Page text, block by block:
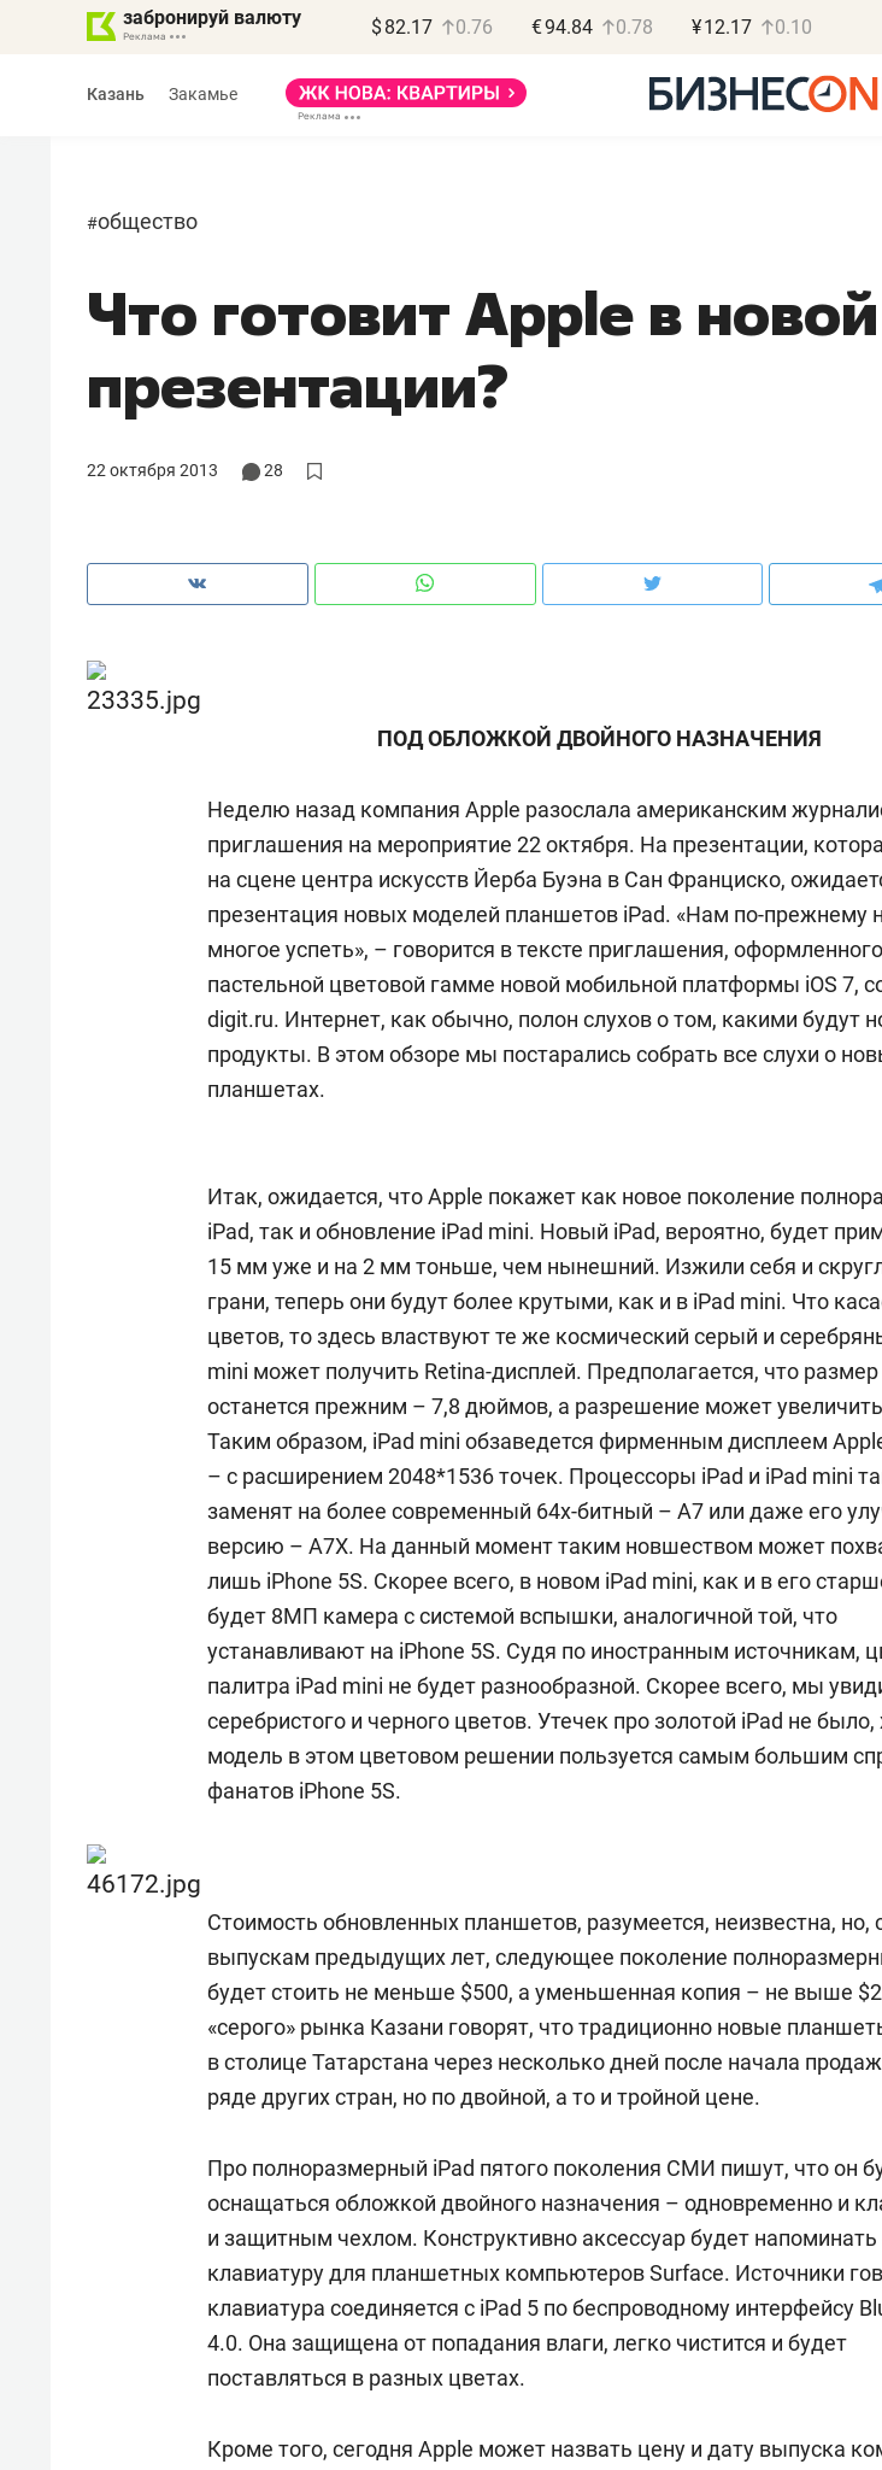
забронируй валюту $ 82.17 0.76 €94.84 0.78 ¥12.17 0.10
Казань Закамье
#общество
Что готовит Apple в новой
презентации?
22 октября 2013 28
ПОД ОБЛОЖКОЙ ДВОЙНОГО НАЗНАЧЕНИЯ
Неделю назад компания Apple разослала американским
приглашения на мероприятие 22 октября. На презентации,
на сцене центра искусств Йерба Буэна в Сан Франциско,
презентация новых моделей планшетов iPad. «Нам по-прежнему
многое успеть», – говорится в тексте приглашения,
пастельной цветовой гамме новой мобильной платформы iOS 7,
digit.ru. Интернет, как обычно, полон слухов о том, какими будут
продукты. В этом обзоре мы постарались собрать все слухи о
планшетах.
Итак, ожидается, что Apple покажет как новое поколение
iPad, так и обновление iPad mini. Новый iPad, вероятно, будет
15 мм уже и на 2 мм тоньше, чем нынешний. Изжили себя и
грани, теперь они будут более крутыми, как и в iPad mini. Что
цветов, то здесь властвуют те же космический серый и
mini может получить Retina-дисплей. Предполагается, что
останется прежним – 7,8 дюймов, а разрешение может
Таким образом, iPad mini обзаведется фирменным дисплеем
– с расширением 2048*1536 точек. Процессоры iPad и iPad mini
заменят на более современный 64x-битный – A7 или даже его
версию – A7X. На данный момент таким новшеством может
лишь iPhone 5S. Скорее всего, в новом iPad mini, как и в его
будет 8МП камера с системой вспышки, аналогичной той, что
устанавливают на iPhone 5S. Судя по иностранным источникам,
палитра iPad mini не будет разнообразной. Скорее всего, мы
серебристого и черного цветов. Утечек про золотой iPad не было,
модель в этом цветовом решении пользуется самым большим
фанатов iPhone 5S.
Стоимость обновленных планшетов, разумеется, неизвестна, но,
выпускам предыдущих лет, следующее поколение
будет стоить не меньше $500, а уменьшенная копия – не выше
«серого» рынка Казани говорят, что традиционно новые
в столице Татарстана через несколько дней после начала
ряде других стран, но по двойной, а то и тройной цене.
Про полноразмерный iPad пятого поколения СМИ пишут, что он
оснащаться обложкой двойного назначения – одновременно и
и защитным чехлом. Конструктивно аксессуар будет
клавиатуру для планшетных компьютеров Surface. Источники
клавиатура соединяется с iPad 5 по беспроводному интерфейсу
4.0. Она защищена от попадания влаги, легко чистится и будет
поставляться в разных цветах.
Кроме того, сегодня Apple может назвать цену и дату выпуска
Василь Мазитов
МАРТ
рынки, почему надо знать аксакалов и
чем интересен Оман?
Рекомендуем
Опыт выживания в дикой
с ментальным и физическим
состоянием как основа
Рекомендуем
Мексика, рок-концерт
и вагон с чак-чаком: как
в Менделеевске прошла